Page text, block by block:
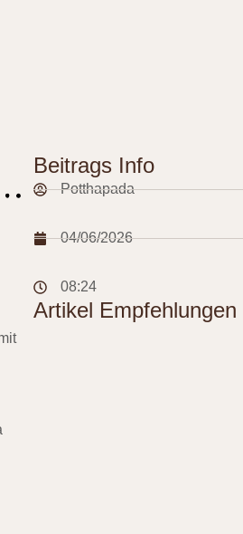
Beitrags Info
Potthapada
04/06/2026
08:24
Artikel Empfehlungen